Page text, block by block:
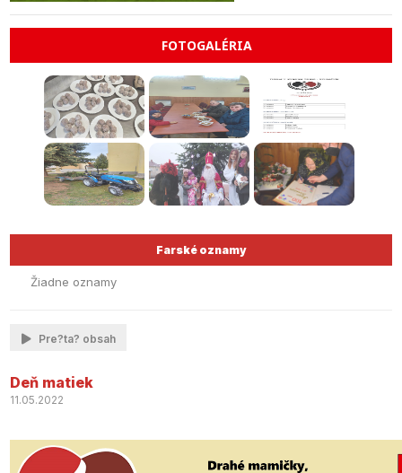
FOTOGALÉRIA
Farské oznamy
Žiadne oznamy
Pre?ta? obsah
Deň matiek
11.05.2022